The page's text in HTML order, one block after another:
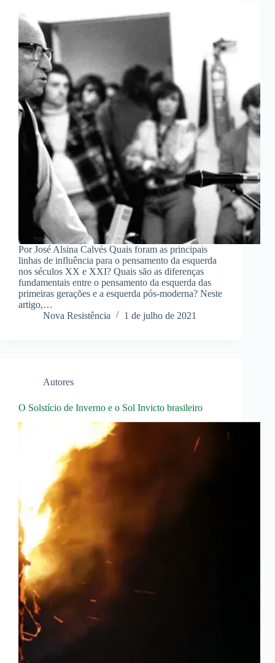
Por José Alsina Calvés Quais foram as principais
linhas de influência para o pensamento da esquerda
nos séculos XX e XXI? Quais são as diferenças
fundamentais entre o pensamento da esquerda das
primeiras gerações e a esquerda pós-moderna? Neste
artigo,…
Nova Resistência
1 de julho de 2021
Autores
O Solstício de Inverno e o Sol Invicto brasileiro